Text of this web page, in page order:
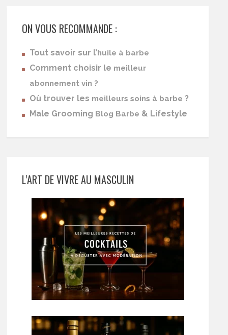
ON VOUS RECOMMANDE :
Tout savoir sur l’huile à barbe
Comment choisir le meilleur
abonnement vin ?
Où trouver les meilleurs soins à barbe ?
Male Grooming Blog Barbe & Lifestyle
L’ART DE VIVRE AU MASCULIN